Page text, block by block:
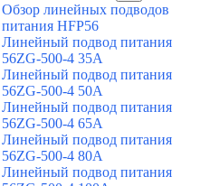
Обзор линейных подводов
питания HFP56
Линейный подвод питания
56ZG-500-4 35A
Линейный подвод питания
56ZG-500-4 50A
Линейный подвод питания
56ZG-500-4 65A
Линейный подвод питания
56ZG-500-4 80A
Линейный подвод питания